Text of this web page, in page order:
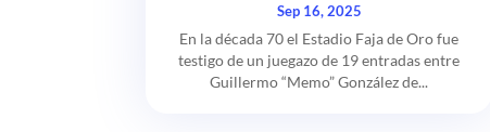
Sep 16, 2025
En la década 70 el Estadio Faja de Oro fue
testigo de un juegazo de 19 entradas entre
Guillermo “Memo” González de...